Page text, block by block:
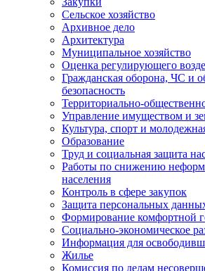
Сельское хозяйство
Архивное дело
Архитектура
Муниципальное хозяйство
Оценка регулирующего
Гражданская оборона, ЧС и
безопасность
Территориально-
Управление имуществом и
Культура, спорт и
Образование
Труд и социальная защита
Работы по снижению
населения
Контроль в сфере закупок
Защита персональных
Формирование комфортной
Социально-экономическое
Информация для
Жилье
Комиссия по делам